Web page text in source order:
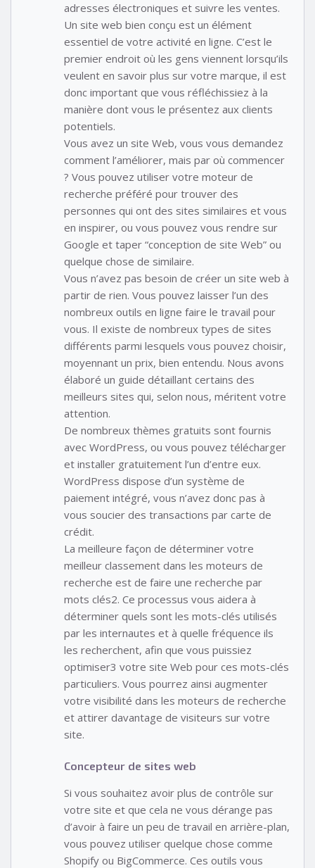
adresses électroniques et suivre les ventes.
Un site web bien conçu est un élément
essentiel de votre activité en ligne. C’est le
premier endroit où les gens viennent lorsqu’ils
veulent en savoir plus sur votre marque, il est
donc important que vous réfléchissiez à la
manière dont vous le présentez aux clients
potentiels.
Vous avez un site Web, vous vous demandez
comment l’améliorer, mais par où commencer
? Vous pouvez utiliser votre moteur de
recherche préféré pour trouver des
personnes qui ont des sites similaires et vous
en inspirer, ou vous pouvez vous rendre sur
Google et taper “conception de site Web” ou
quelque chose de similaire.
Vous n’avez pas besoin de créer un site web à
partir de rien. Vous pouvez laisser l’un des
nombreux outils en ligne faire le travail pour
vous. Il existe de nombreux types de sites
différents parmi lesquels vous pouvez choisir,
moyennant un prix, bien entendu. Nous avons
élaboré un guide détaillant certains des
meilleurs sites qui, selon nous, méritent votre
attention.
De nombreux thèmes gratuits sont fournis
avec WordPress, ou vous pouvez télécharger
et installer gratuitement l’un d’entre eux.
WordPress dispose d’un système de
paiement intégré, vous n’avez donc pas à
vous soucier des transactions par carte de
crédit.
La meilleure façon de déterminer votre
meilleur classement dans les moteurs de
recherche est de faire une recherche par
mots clés2. Ce processus vous aidera à
déterminer quels sont les mots-clés utilisés
par les internautes et à quelle fréquence ils
les recherchent, afin que vous puissiez
optimiser3 votre site Web pour ces mots-clés
particuliers. Vous pourrez ainsi augmenter
votre visibilité dans les moteurs de recherche
et attirer davantage de visiteurs sur votre
site.
Concepteur de sites web
Si vous souhaitez avoir plus de contrôle sur
votre site et que cela ne vous dérange pas
d’avoir à faire un peu de travail en arrière-plan,
vous pouvez utiliser quelque chose comme
Shopify ou BigCommerce. Ces outils vous